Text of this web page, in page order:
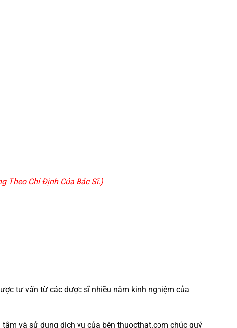
Theo Chỉ Định Của Bác Sĩ.)
tư vấn từ các dược sĩ nhiều năm kinh nghiệm của
và sử dụng dịch vụ của bên thuocthat.com chúc quý